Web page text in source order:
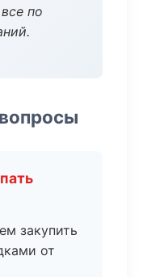
по
закупить
от